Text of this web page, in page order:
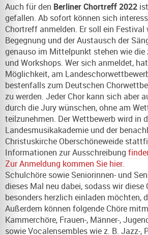
Auch für den Berliner Chortreff 2022
gefallen. Ab sofort können sich
Chortreff anmelden. Er soll ein Festival
Begegnung und der Austausch der
genauso im Mittelpunkt stehen wie die
und Workshops. Wer sich anmeldet,
Möglichkeit, am
bestenfalls zum Deutschen
zu werden. Jeder Chor kann sich aber
durch die Jury wünschen, ohne am
teilzunehmen. Der Wettbewerb wird in
Landesmusikakademie und der
Christuskirche Oberschöneweide
Informationen zur Ausschreibung
Zur Anmeldung kommen Sie hier.
Schulchöre sowie Seniorinnen- und
dieses Mal neu dabei, sodass wir diese
besonders herzlich einladen möchten,
Außerdem können folgende Chöre
Kammerchöre, Frauen-, Männer-,
sowie Vocalensembles wie z. B. Jazz-,